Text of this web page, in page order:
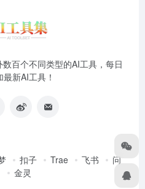
百个不同类型的AI工具，每日
新AI工具！
扣子 Trae 飞书
问
金灵